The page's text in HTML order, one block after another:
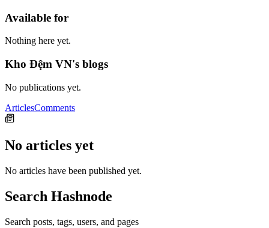
Available for
Nothing here yet.
Kho Đệm VN's blogs
No publications yet.
ArticlesComments
No articles yet
No articles have been published yet.
Search Hashnode
Search posts, tags, users, and pages